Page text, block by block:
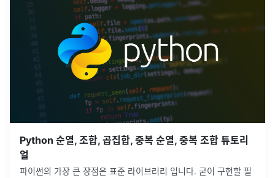
Python 순열, 조합, 곱집합, 중복 순열, 중복 조합 튜토리
얼
파이썬의 가장 큰 장점은 표준 라이브러리 입니다. 굳이 구현할 필